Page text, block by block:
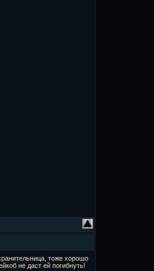
тоже хорошо
не даст ей погибнуть!